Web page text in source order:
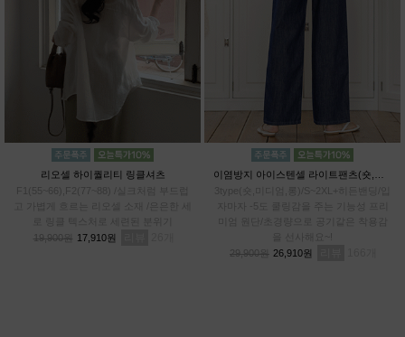
리오셀 하이퀄리티 링클셔츠
F1(55~66),F2(77~88) /실크처럼 부드럽
고 가볍게 흐르는 리오셀 소재 /은은한 세
로 링클 텍스처로 세련된 분위기
19,900원 17,910원
3type(숏,미디엄,롱)/S~2XL+히든밴딩/입
자마자 -5도 쿨링감을 주는 기능성 프리
을 선사해요~!
29,900원 26,910원